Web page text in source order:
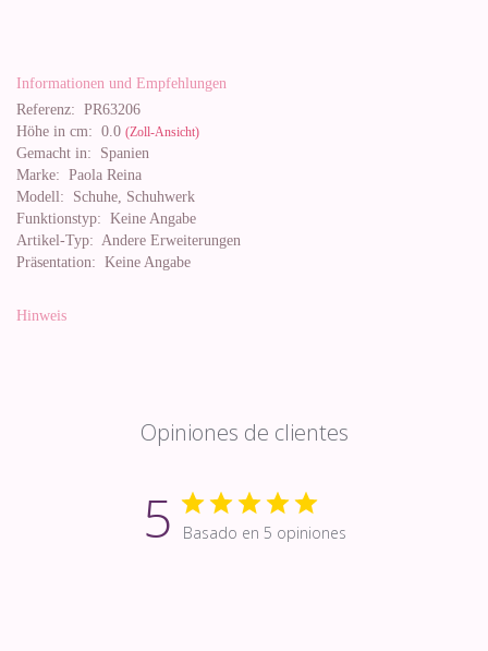
Informationen und Empfehlungen
Referenz: PR63206
Höhe in cm: 0.0 (Zoll-Ansicht)
Gemacht in: Spanien
Marke: Paola Reina
Modell: Schuhe, Schuhwerk
Funktionstyp: Keine Angabe
Artikel-Typ: Andere Erweiterungen
Präsentation: Keine Angabe
Hinweis
Opiniones de clientes
5 Basado en 5 opiniones